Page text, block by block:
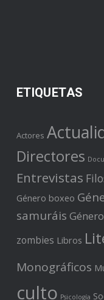
ETIQUETAS
Actores
Directores
Entrevistas
Género boxeo
samuráis
zombies Libros
Monográficos
culto Psicología